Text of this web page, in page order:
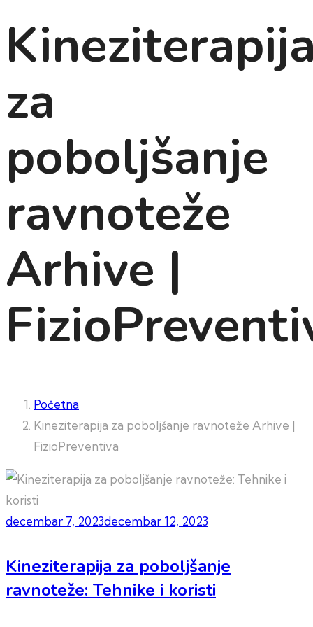
za
poboljšanje
ravnoteže
Arhive |
Početna
Kineziterapija za poboljšanje ravnoteže Arhive |
FizioPreventiva
decembar 7, 2023decembar 12, 2023
Kineziterapija za poboljšanje
ravnoteže: Tehnike i koristi